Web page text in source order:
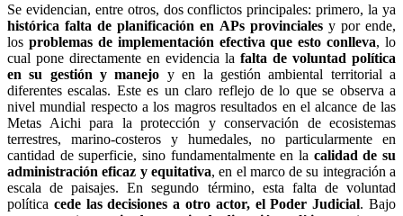
Se evidencian, entre otros, dos conflictos principales: primero, la ya
histórica falta de planificación en APs provinciales y por ende,
los problemas de implementación efectiva que esto conlleva, lo
cual pone directamente en evidencia la falta de voluntad política
en su gestión y manejo y en la gestión ambiental territorial a
diferentes escalas. Este es un claro reflejo de lo que se observa a
nivel mundial respecto a los magros resultados en el alcance de las
Metas Aichi para la protección y conservación de ecosistemas
terrestres, marino-costeros y humedales, no particularmente en
cantidad de superficie, sino fundamentalmente en la calidad de su
administración eficaz y equitativa, en el marco de su integración a
escala de paisajes. En segundo término, esta falta de voluntad
política cede las decisiones a otro actor, el Poder Judicial. Bajo